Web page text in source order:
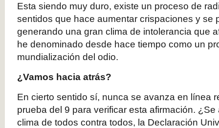
Esta siendo muy duro, existe un proceso de
sentidos que hace aumentar crispaciones y se
generando una gran clima de intolerancia que
he denominado desde hace tiempo como un
mundialización del odio.
¿Vamos hacia atrás?
En cierto sentido sí, nunca se avanza en línea
prueba del 9 para verificar esta afirmación.
clima de todos contra todos, la Declaración